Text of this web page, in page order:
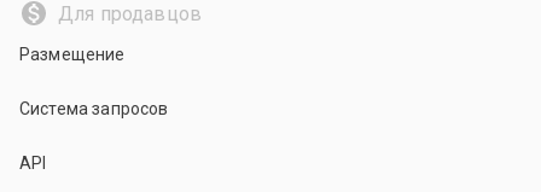
Для продавцов
Размещение
Система запросов
API